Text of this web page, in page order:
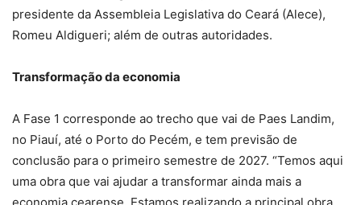
presidente da Assembleia Legislativa do Ceará (Alece),
Romeu Aldigueri; além de outras autoridades.
Transformação da economia
A Fase 1 corresponde ao trecho que vai de Paes Landim,
no Piauí, até o Porto do Pecém, e tem previsão de
conclusão para o primeiro semestre de 2027. “Temos aqui
uma obra que vai ajudar a transformar ainda mais a
economia cearense. Estamos realizando a principal obra